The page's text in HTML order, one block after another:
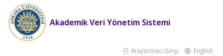
Akademik Veri Yönetim Sistemi
Araştırmacı Girişi English